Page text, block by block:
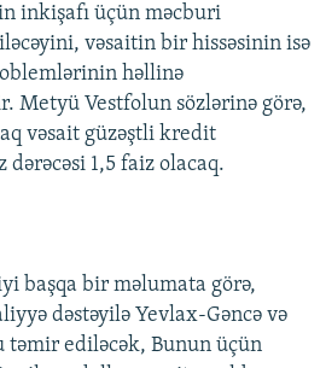
inkişafı üçün məcburi
vəsaitin bir hissəsinin isə
həllinə
Metyü Vestfolun sözlərinə görə,
vəsait güzəştli kredit
1,5 faiz olacaq.
başqa bir məlumata görə,
dəstəyilə Yevlax-Gəncə və
təmir ediləcək, Bunun üçün